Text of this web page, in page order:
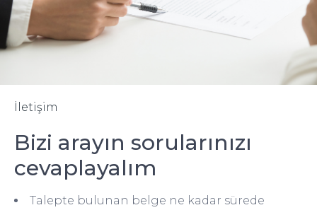
İletişim
Bizi arayın sorularınızı
cevaplayalım
Talepte bulunan belge ne kadar sürede